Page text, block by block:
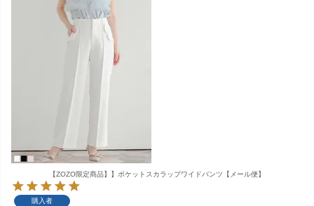
【ZOZO限定商品】】ポケットスカラップワイドパンツ【メール便】
購入者